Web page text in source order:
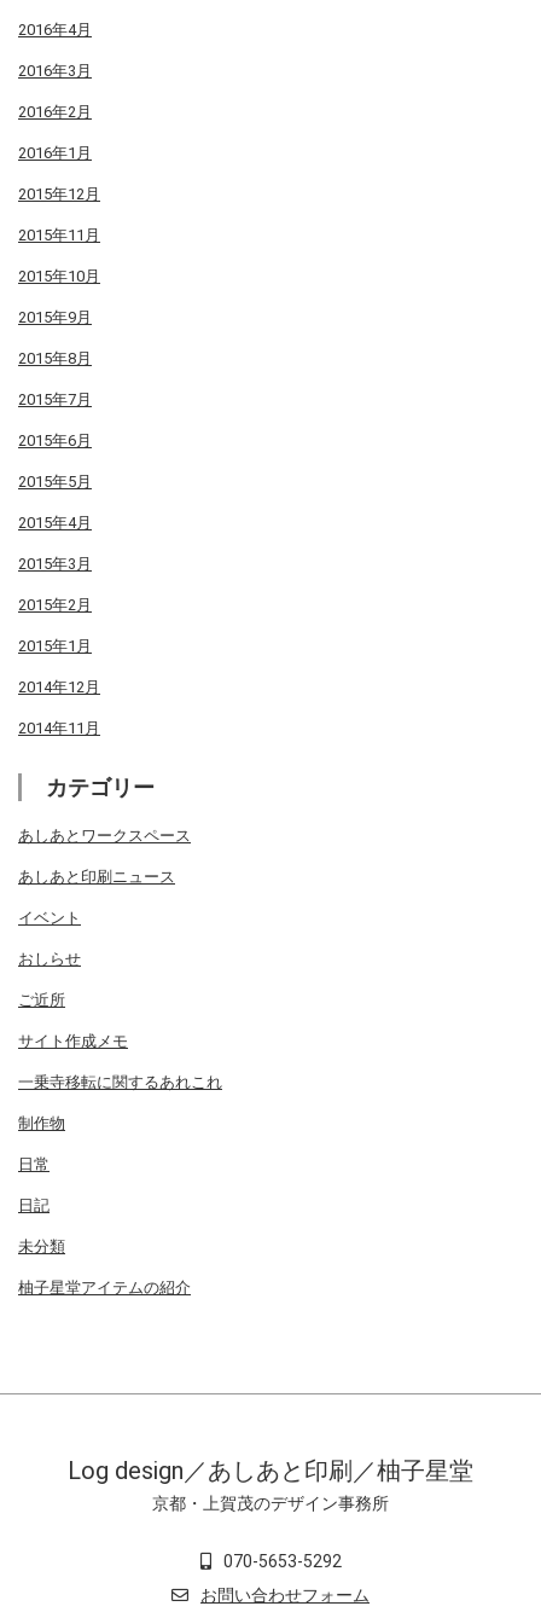
2016年4月
2016年3月
2016年2月
2016年1月
2015年12月
2015年11月
2015年10月
2015年9月
2015年8月
2015年7月
2015年6月
2015年5月
2015年4月
2015年3月
2015年2月
2015年1月
2014年12月
2014年11月
カテゴリー
あしあとワークスペース
あしあと印刷ニュース
イベント
おしらせ
ご近所
サイト作成メモ
一乗寺移転に関するあれこれ
制作物
日常
日記
未分類
柚子星堂アイテムの紹介
Log design／あしあと印刷／柚子星堂
京都・上賀茂のデザイン事務所
070-5653-5292
お問い合わせフォーム